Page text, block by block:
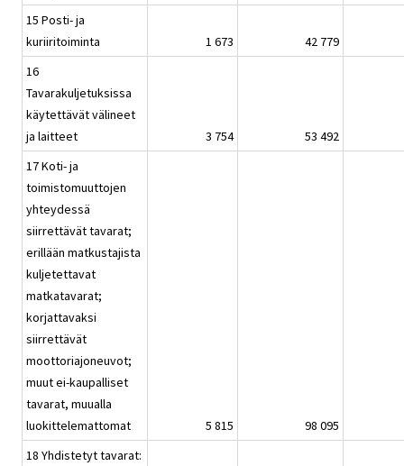
15 Posti- ja
kuriiritoiminta
1 673
42 779
16
Tavarakuljetuksissa
käytettävät välineet
ja laitteet
3 754
53 492
17 Koti- ja
toimistomuuttojen
yhteydessä
siirrettävät tavarat;
erillään matkustajista
kuljetettavat
matkatavarat;
korjattavaksi
siirrettävät
moottoriajoneuvot;
muut ei-kaupalliset
tavarat, muualla
luokittelemattomat
5 815
98 095
18 Yhdistetyt tavarat: